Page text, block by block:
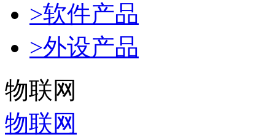
>软件产品
>外设产品
物联网
物联网